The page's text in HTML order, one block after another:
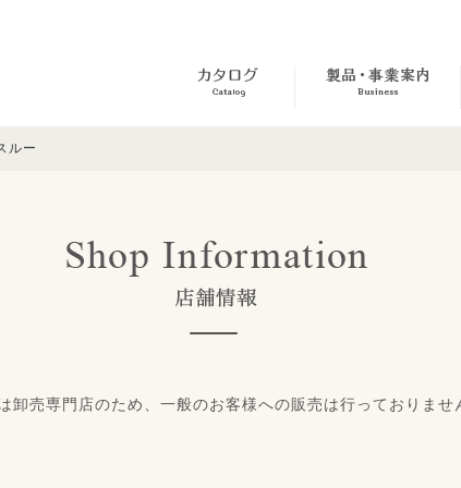
ルー
卸売専門店のため、一般のお客様への販売は行っておりませ